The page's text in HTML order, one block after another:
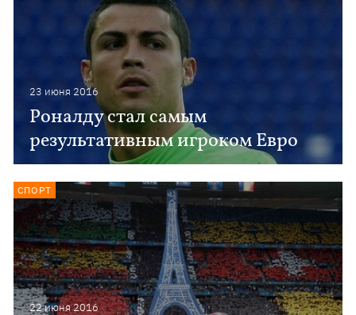
23 июня 2016
Роналду стал самым
результативным игроком Евро
22 июня 2016
СПОРТ